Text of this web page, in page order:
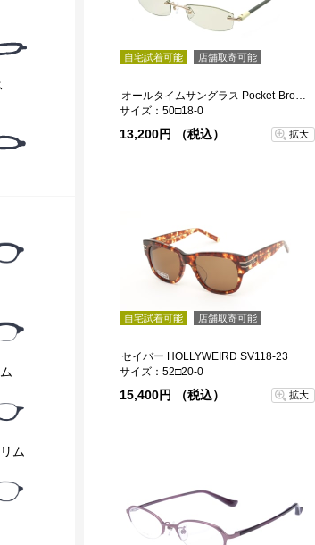
自宅試着可能 店舗取寄可能
サイズ：50□18-0
13,200円 （税込） 拡大
自宅試着可能 店舗取寄可能
セイバー HOLLYWEIRD SV118-23
サイズ：52□20-0
15,400円 （税込） 拡大
ム